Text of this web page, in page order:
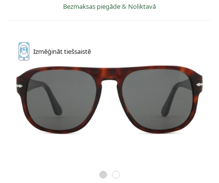
Bezmaksas piegāde& Noliktavā
Izmēģināttiešsaistē